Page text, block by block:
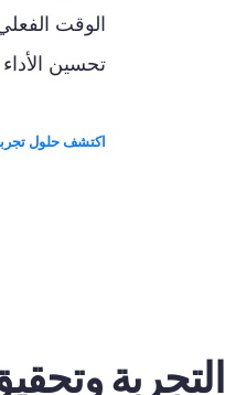
الوقت
تحسين الأداء
اكتشف حلول
التجربة